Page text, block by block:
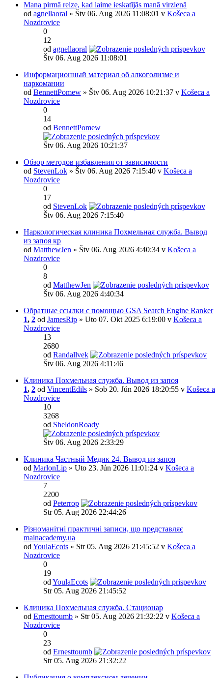
Mana pirmā reize, kad laime ieskatījās manā virzienā
od agnellaoral » Štv 06. Aug 2026 11:08:01 v Košeca a
Nozdrovice
0
12
od agnellaoral
Štv 06. Aug 2026 11:08:01
Информационный материал об алкоголизме и
наркомании
od BennettPomew » Štv 06. Aug 2026 10:21:37 v Košeca a
Nozdrovice
0
14
od BennettPomew
Štv 06. Aug 2026 10:21:37
Обзор методов избавления от зависимости
od StevenLok » Štv 06. Aug 2026 7:15:40 v Košeca a
Nozdrovice
0
17
od StevenLok
Štv 06. Aug 2026 7:15:40
Наркологическая клиника Похмельная служба. Вывод
из запоя кр
od MatthewJen » Štv 06. Aug 2026 4:40:34 v Košeca a
Nozdrovice
0
8
od MatthewJen
Štv 06. Aug 2026 4:40:34
Обратные ссылки с помощью GSA Search Engine Ranker
1, 2 od JamesRip » Uto 07. Okt 2025 6:19:00 v Košeca a
Nozdrovice
13
2680
od Randallvek
Štv 06. Aug 2026 4:11:46
Клиника Похмельная служба. Вывод из запоя
1, 2 od VincentEdils » Sob 20. Jún 2026 18:20:55 v Košeca a
Nozdrovice
10
3268
od SheldonRoady
Štv 06. Aug 2026 2:33:29
Клиника Частный Медик 24. Вывод из запоя
od MarlonLip » Uto 23. Jún 2026 11:01:24 v Košeca a
Nozdrovice
7
2200
od Peterrop
Str 05. Aug 2026 22:44:26
Різноманітні практичні записи, що представляє
mainacademy.ua
od YoulaEcots » Str 05. Aug 2026 21:45:52 v Košeca a
Nozdrovice
0
19
od YoulaEcots
Str 05. Aug 2026 21:45:52
Клиника Похмельная служба. Стационар
od Ernesttoumb » Str 05. Aug 2026 21:32:22 v Košeca a
Nozdrovice
0
23
od Ernesttoumb
Str 05. Aug 2026 21:32:22